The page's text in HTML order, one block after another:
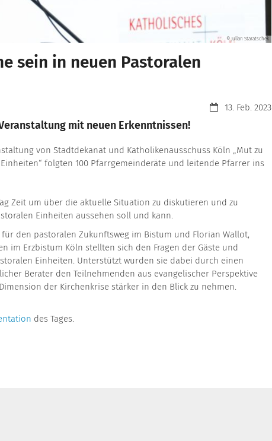
© Julian Staratschek
sein in neuen Pastoralen
Datum:13. Feb. 2023
mit neuen Erkenntnissen!
von Stadtdekanat und Katholikenausschuss Köln „Mut zu
folgten 100 Pfarrgemeinderäte und leitende Pfarrer ins
Zeit um über die aktuelle Situation zu diskutieren und zu
Einheiten aussehen soll und kann.
für den pastoralen Zukunftsweg im Bistum und Florian Wallot,
im Erzbistum Köln stellten sich den Fragen der Gäste und
Einheiten. Unterstützt wurden sie dabei durch einen
Berater den Teilnehmenden aus evangelischer Perspektive
der Kirchenkrise stärker in den Blick zu nehmen.
des Tages.